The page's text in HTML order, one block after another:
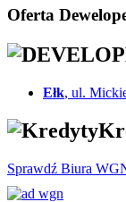
Oferta
Ełk, ul.
Sprawdź Biura